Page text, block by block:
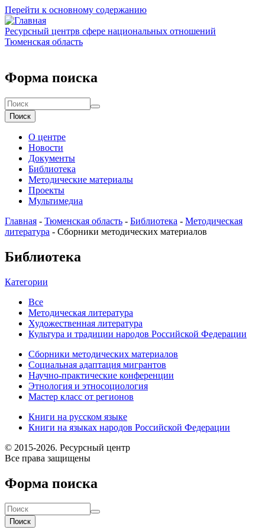
Перейти к основному содержанию
Ресурсный центрв сфере национальных отношений
Тюменская область
Форма поиска
Поиск
О центре
Новости
Документы
Библиотека
Методические материалы
Проекты
Мультимедиа
Главная - Тюменская область - Библиотека - Методическая
литература - Сборники методических материалов
Библиотека
Категории
Все
Методическая литература
Художественная литература
Культура и традиции народов Российской Федерации
Сборники методических материалов
Социальная адаптация мигрантов
Научно-практические конференции
Этнология и этносоциология
Мастер класс от регионов
Книги на русском языке
Книги на языках народов Российской Федерации
© 2015-2026. Ресурсный центр
Все права защищены
Форма поиска
Поиск